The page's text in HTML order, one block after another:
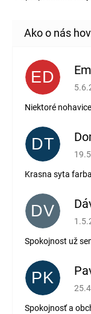
ED
Niektoré
DT
Krasna syta
DV
Spokojnost už
PK
Spokojnosť a